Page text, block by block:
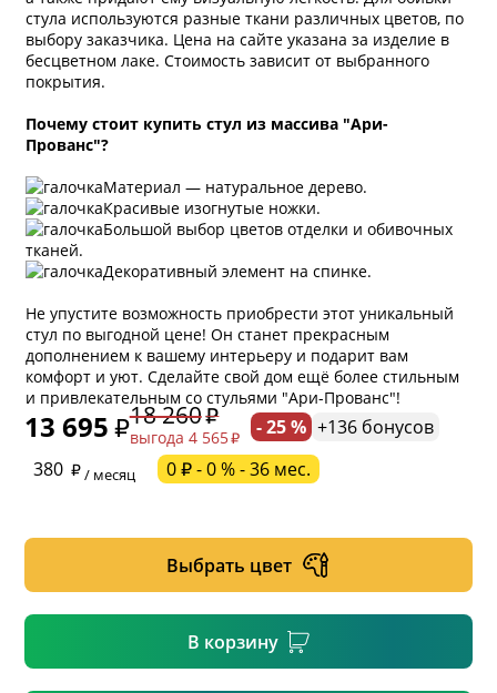
стула используются разные ткани различных цветов, по
выбору заказчика. Цена на сайте указана за изделие в
бесцветном лаке. Стоимость зависит от выбранного
покрытия.
Почему стоит купить стул из массива "Ари-
Прованс"?
Материал — натуральное дерево.
Красивые изогнутые ножки.
Большой выбор цветов отделки и обивочных
тканей.
Декоративный элемент на спинке.
Не упустите возможность приобрести этот уникальный
стул по выгодной цене! Он станет прекрасным
дополнением к вашему интерьеру и подарит вам
комфорт и уют. Сделайте свой дом ещё более стильным
и привлекательным со стульями "Ари-Прованс"!
13 695 18 260
выгода 4 565 - 25 % +136 бонусов
380
/ месяц 0 ₽ - 0 % - 36 мес.
Выбрать цвет
В корзину
* обязательное поле